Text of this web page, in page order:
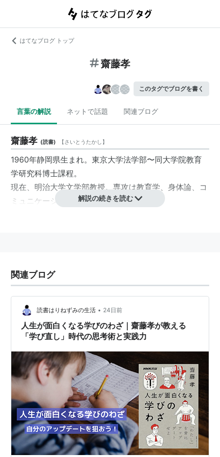
はてなブログ トップ
齋藤孝
このタグでブログを書く
言葉の解説 ネットで話題 関連ブログ
齋藤孝 (読書) 【さいとうたかし 】
1960年静岡県生まれ。東京大学法学部〜同大学院教育
学研究科博士課程。
現在、明治大学文学部教授。専攻は教育学、身体論、コ
ミュニケーション論。
著書一覧
『原稿用紙10枚を書く力』大和書房
ISBN:4479791000
『段取り力』筑摩書房ISBN:4480816291
『コメント力』筑摩書房ISBN:4480816380
『喫茶店で２時間もたない男とはつきあうな！』集
英社
『人生讃歌』大和書房
『座右のゲーテ』光文社
『生き方のスタイルを磨く』NHK出版
『子どもの集中力を育てる』文藝春秋
解説の続きを読む
関連ブログ
読書はりねずみの生活 • 24日前
人生が面白くなる学びのわざ｜齋藤孝が教える
「学び直し」時代の思考術と実践力